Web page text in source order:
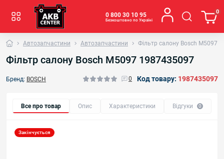
0 800 30 10 95
Безкоштовно по Україні
0
Автозапчастини Автозапчастини Фільтр салону Bosch M5097
Фільтр салону Bosch M5097 1987435097
Бренд: BOSCH 0 Код товару: 1987435097
Все про товар Опис Характеристики Відгуки 0
Закінчується